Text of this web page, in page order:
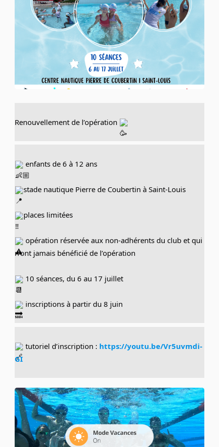
Renouvellement de l’opération
enfants de 6 à 12 ans
stade nautique Pierre de Coubertin à Saint-Louis
places limitées
opération réservée aux non-adhérents du club et qui
n’ont jamais bénéficié de l’opération
10 séances, du 6 au 17 juillet
inscriptions à partir du 8 juin
tutoriel d’inscription : https://youtu.be/Vr5uvmdi-
GI